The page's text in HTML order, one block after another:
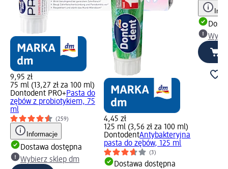
9,95 zł
75 ml (13,27 zł za 100 ml)
Dontodent PRO+Pasta do
zębów z probiotykiem, 75
ml
(259)
Informacje
Dostawa dostępna
Wybierz sklep dm
4,45 zł
125 ml (3,56 zł za 100 ml)
DontodentAntybakteryjna
pasta do zębów, 125 ml
(3)
Dostawa dostępna